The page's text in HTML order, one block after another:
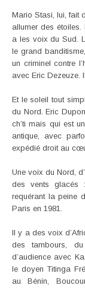
Mario Stasi, lui, fait
allumer des
a les voix du Sud.
le grand
un criminel contre
avec Eric Dezeuze.
Et le soleil tout
du Nord. Eric
ch’ti mais qui est
antique, avec
expédié droit au
Une voix du Nord,
des vents glacés :
requérant la peine
Paris en 1981.
Il y a des voix
des tambours,
d’audience avec
le doyen Titinga
au Bénin,